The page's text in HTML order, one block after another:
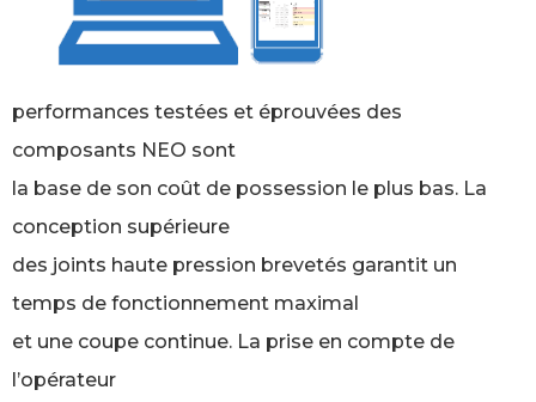
performances testées et éprouvées des
composants NEO sont
la base de son coût de possession le plus bas. La
conception supérieure
des joints haute pression brevetés garantit un
temps de fonctionnement maximal
et une coupe continue. La prise en compte de
l’opérateur